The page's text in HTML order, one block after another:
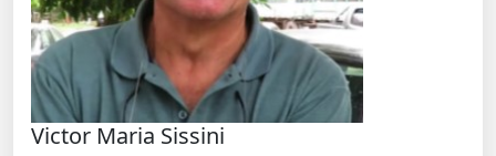
Victor Maria Sissini